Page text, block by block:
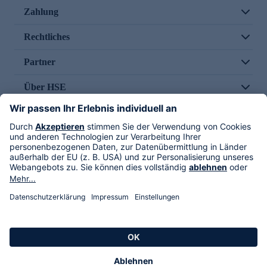
Zahlung
Rechtliches
Partner
Über HSE
Im TV
HSE International